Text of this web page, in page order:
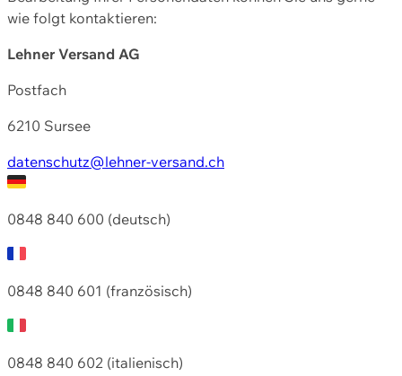
wie folgt kontaktieren:
Lehner Versand AG
Postfach
6210 Sursee
datenschutz@lehner-versand.ch
0848 840 600 (deutsch)
0848 840 601 (französisch)
0848 840 602 (italienisch)